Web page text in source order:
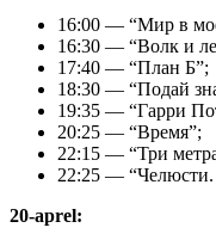
16:00 — “Мир в
16:30 — “Волк и
17:40 — “План Б”;
18:30 — “Подай
19:35 — “Гарри
20:25 — “Время”;
22:15 — “Три
22:25 —
20-aprel: